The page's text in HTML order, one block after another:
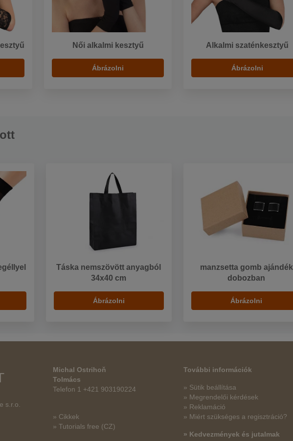
Női alkalmi kesztyű
Ábrázolni
Alkalmi szaténkesztyű
Ábrázolni
Táska nemszövött anyagból
34x40 cm
Ábrázolni
manzsetta gomb ajándék
dobozban
Ábrázolni
s.r.o.
Michal Ostrihoň
Tolmács
Telefon 1 +421 903190224
» Cikkek
» Tutorials free (CZ)
További információk
» Sütik beállítása
» Megrendelői kérdések
» Reklamáció
» Miért szükséges a regisztráció?
» Kedvezmények és jutalmak